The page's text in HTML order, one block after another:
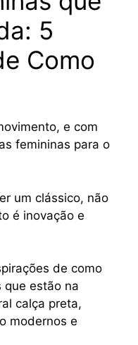
5
Como
e com
femininas para o
um clássico, não
é inovação e
de como
que estão na
calça preta,
modernos e